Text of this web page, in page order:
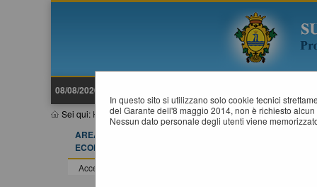
08/08/2026 07:07
Sei qui: Home»Area riservata stazione appaltante »Accesso
In questo sito si utilizzano solo cookie tecnici
del Garante dell'8 maggio 2014, non è richiesto
Nessun dato personale degli utenti viene
AREA RISERVATA OPERATORE
ECONOMICO
Accedi - Registrati